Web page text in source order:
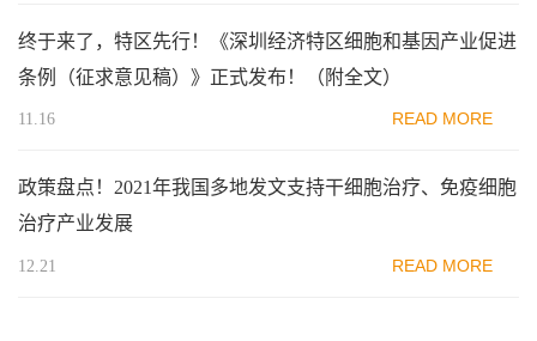
终于来了，特区先行！《深圳经济特区细胞和基因产业促进
条例（征求意见稿）》正式发布！（附全文）
11.16 READ MORE
政策盘点！2021年我国多地发文支持干细胞治疗、免疫细胞
治疗产业发展
12.21 READ MORE